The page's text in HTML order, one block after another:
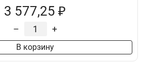
3 577,25 ₽
– +
В корзину